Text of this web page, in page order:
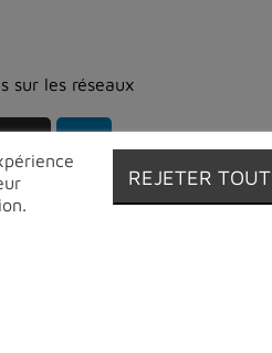
REJETER TOUT
sur les réseaux
- 2026 | Tous droits réservés